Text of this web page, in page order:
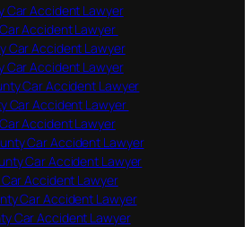
Car Accident Lawyer
Accident Lawyer
Car Accident Lawyer
Car Accident Lawyer
Car Accident Lawyer
Car Accident Lawyer
Accident Lawyer
Car Accident Lawyer
Car Accident Lawyer
Accident Lawyer
Car Accident Lawyer
Car Accident Lawyer